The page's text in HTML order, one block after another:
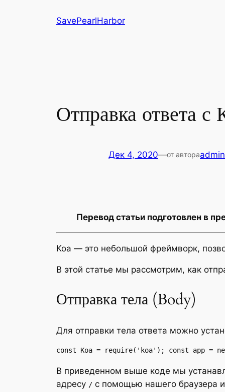
SavePearlHarbor
Отправка ответа с
Дек 4, 2020—от автораadmin
Перевод статьи подготовлен в
Koa — это небольшой фреймворк,
В этой статье мы рассмотрим, как
Отправка тела (Body)
Для отправки тела ответа можно
const Koa = require('koa'); const app =
В приведенном выше коде мы
адресу / с помощью нашего браузера